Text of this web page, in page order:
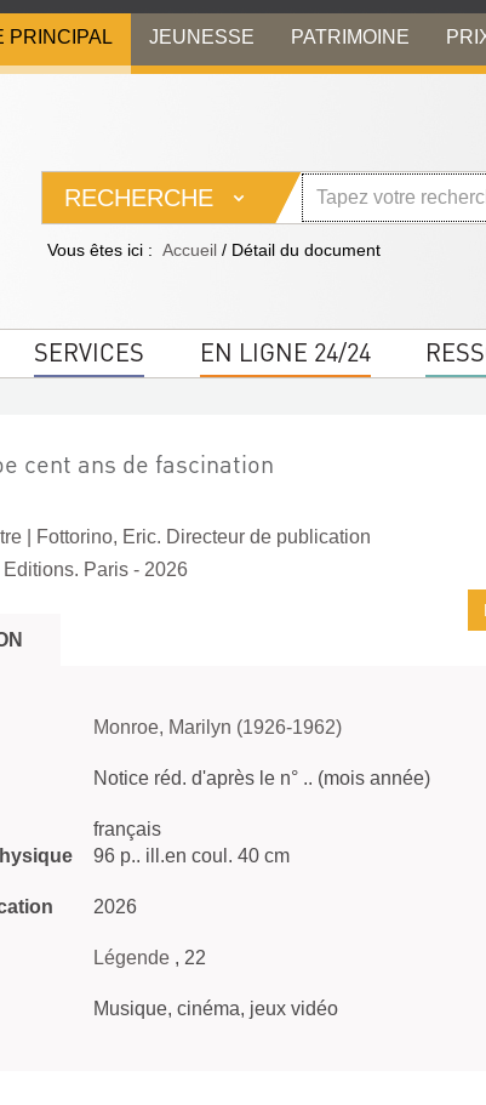
PRINCIPAL JEUNESSE PATRIMOINE
RECHERCHE
Vous êtes ici : Accueil / Détail du document
SERVICES EN LIGNE 24/24
cent ans de fascination
Fottorino, Eric. Directeur de publication
Editions. Paris - 2026
Monroe, Marilyn (1926-1962)
Notice réd. d'après le n° .. (mois année)
français
96 p.. ill.en coul. 40 cm
2026
Légende , 22
Musique, cinéma, jeux vidéo